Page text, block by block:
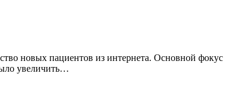
новых пациентов из интернета. Основной фокус
увеличить…